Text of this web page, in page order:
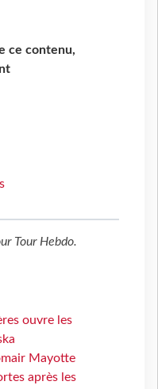
ce contenu,
Tour Hebdo.
ouvre les
Mayotte
après les